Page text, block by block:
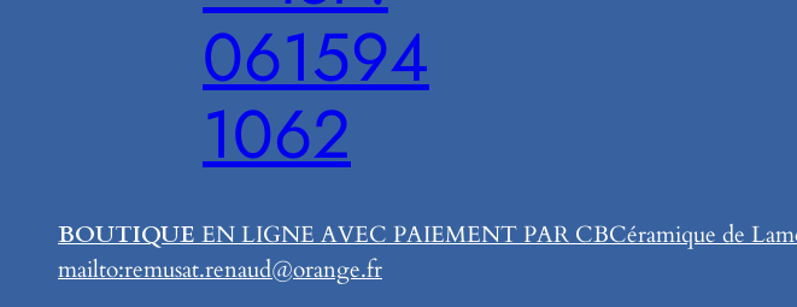
061594
1062
BOUTIQUE EN LIGNE AVEC PAIEMENT PAR CBCéramique de
mailto:remusat.renaud@orange.fr